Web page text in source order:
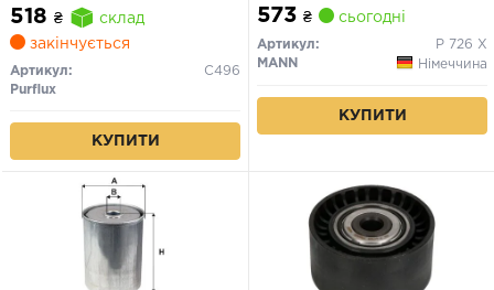
518 ₴
склад
закінчується
Артикул:
C496
Purflux
КУПИТИ
3.0 TDI 02-
573 ₴ сьогодні
Артикул:
P 726 X
MANN
Німеччина
КУПИТИ